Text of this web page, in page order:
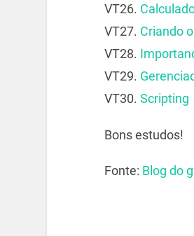
VT26.
VT27. Criando
VT28.
VT29.
VT30. Scripting
Bons estudos!
Fonte: Blog do